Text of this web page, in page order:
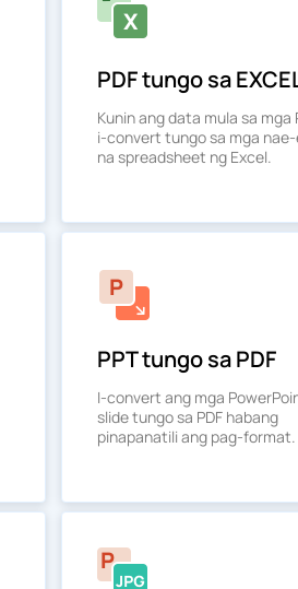
PDF tungo sa
Kunin ang data mula sa mga
i-convert tungo sa mga
na spreadsheet ng Excel.
PPT tungo sa PDF
I-convert ang mga
slide tungo sa PDF habang
pinapanatili ang pag-format.